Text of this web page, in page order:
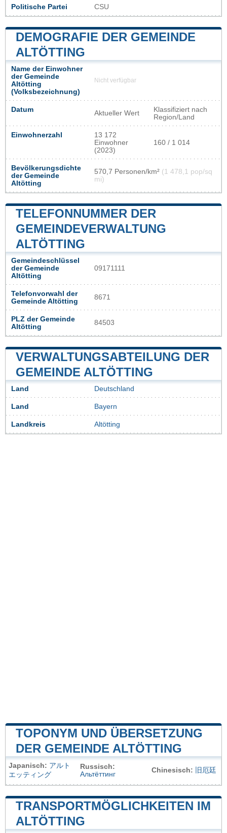
Politische Partei CSU
DEMOGRAFIE DER GEMEINDE
ALTÖTTING
Name der Einwohner
der Gemeinde
Altötting
(Volksbezeichnung)
Nicht verfügbar
Datum Aktueller Wert
Klassifiziert nach
Region/Land
Einwohnerzahl
13 172
Einwohner
(2023)
160 / 1 014
Bevölkerungsdichte
der Gemeinde
Altötting
570,7 Personen/km² (1 478,1 pop/sq
mi)
TELEFONNUMMER DER
GEMEINDEVERWALTUNG
ALTÖTTING
Gemeindeschlüssel
der Gemeinde
Altötting
09171111
Telefonvorwahl der
Gemeinde Altötting
8671
PLZ der Gemeinde
Altötting
84503
VERWALTUNGSABTEILUNG DER
GEMEINDE ALTÖTTING
Land Deutschland
Land Bayern
Landkreis Altötting
TOPONYM UND ÜBERSETZUNG
DER GEMEINDE ALTÖTTING
Japanisch: アルト
エッティング
Russisch:
Альтёттинг
Chinesisch: 旧厄廷
TRANSPORTMÖGLICHKEITEN IM
ALTÖTTING